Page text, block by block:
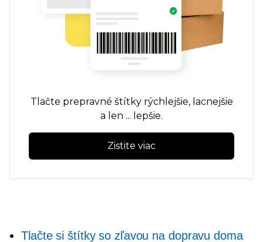
Tlačte prepravné štítky rýchlejšie, lacnejšie
a len ... lepšie.
Zistite viac
Tlačte si štítky so zľavou na dopravu doma